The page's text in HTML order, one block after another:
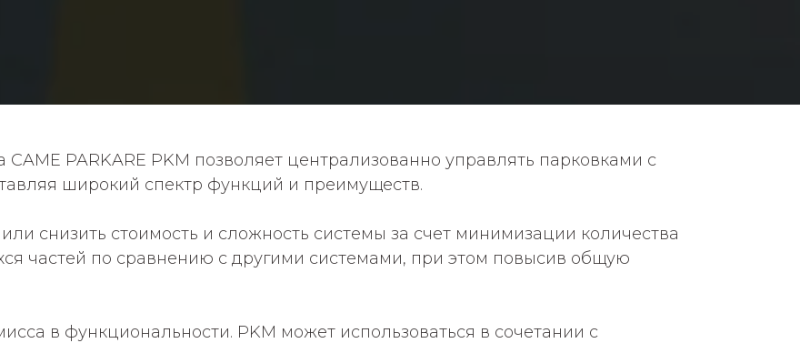
PARKARE PKM позволяет централизованно управлять парковками с
широкий спектр функций и преимуществ.
снизить стоимость и сложность системы за счет минимизации количества
частей по сравнению с другими системами, при этом повысив общую
в функциональности. PKM может использоваться в сочетании с